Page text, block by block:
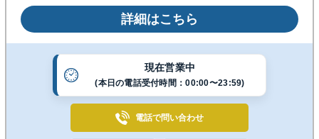
スを生かし、納得できる解決まで伴走します。《休
日・夜間相談可／電話・メール・ＬＩＮＥ◎/後払い・
分割払い可》
詳細はこちら
現在営業中
(本日の電話受付時間：00:00〜23:59)
電話で問い合わせ